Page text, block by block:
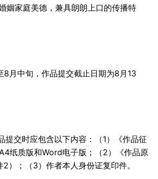
姻家庭美德，兼具朗朗上口的传播特
月中旬，作品提交截止日期为8月13
提交时应包含以下内容：（1）《作品征
纸质版和Word电子版；（2）《作品原
）；（3）作者本人身份证复印件。